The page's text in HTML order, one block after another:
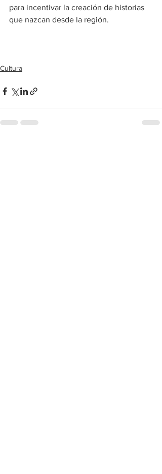
para incentivar la creación de historias
que nazcan desde la región.
Cultura